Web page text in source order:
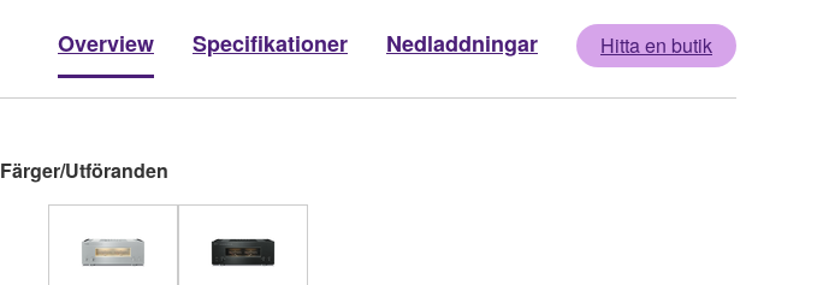
Overview Specifikationer Nedladdningar Hitta en butik
Färger/Utföranden